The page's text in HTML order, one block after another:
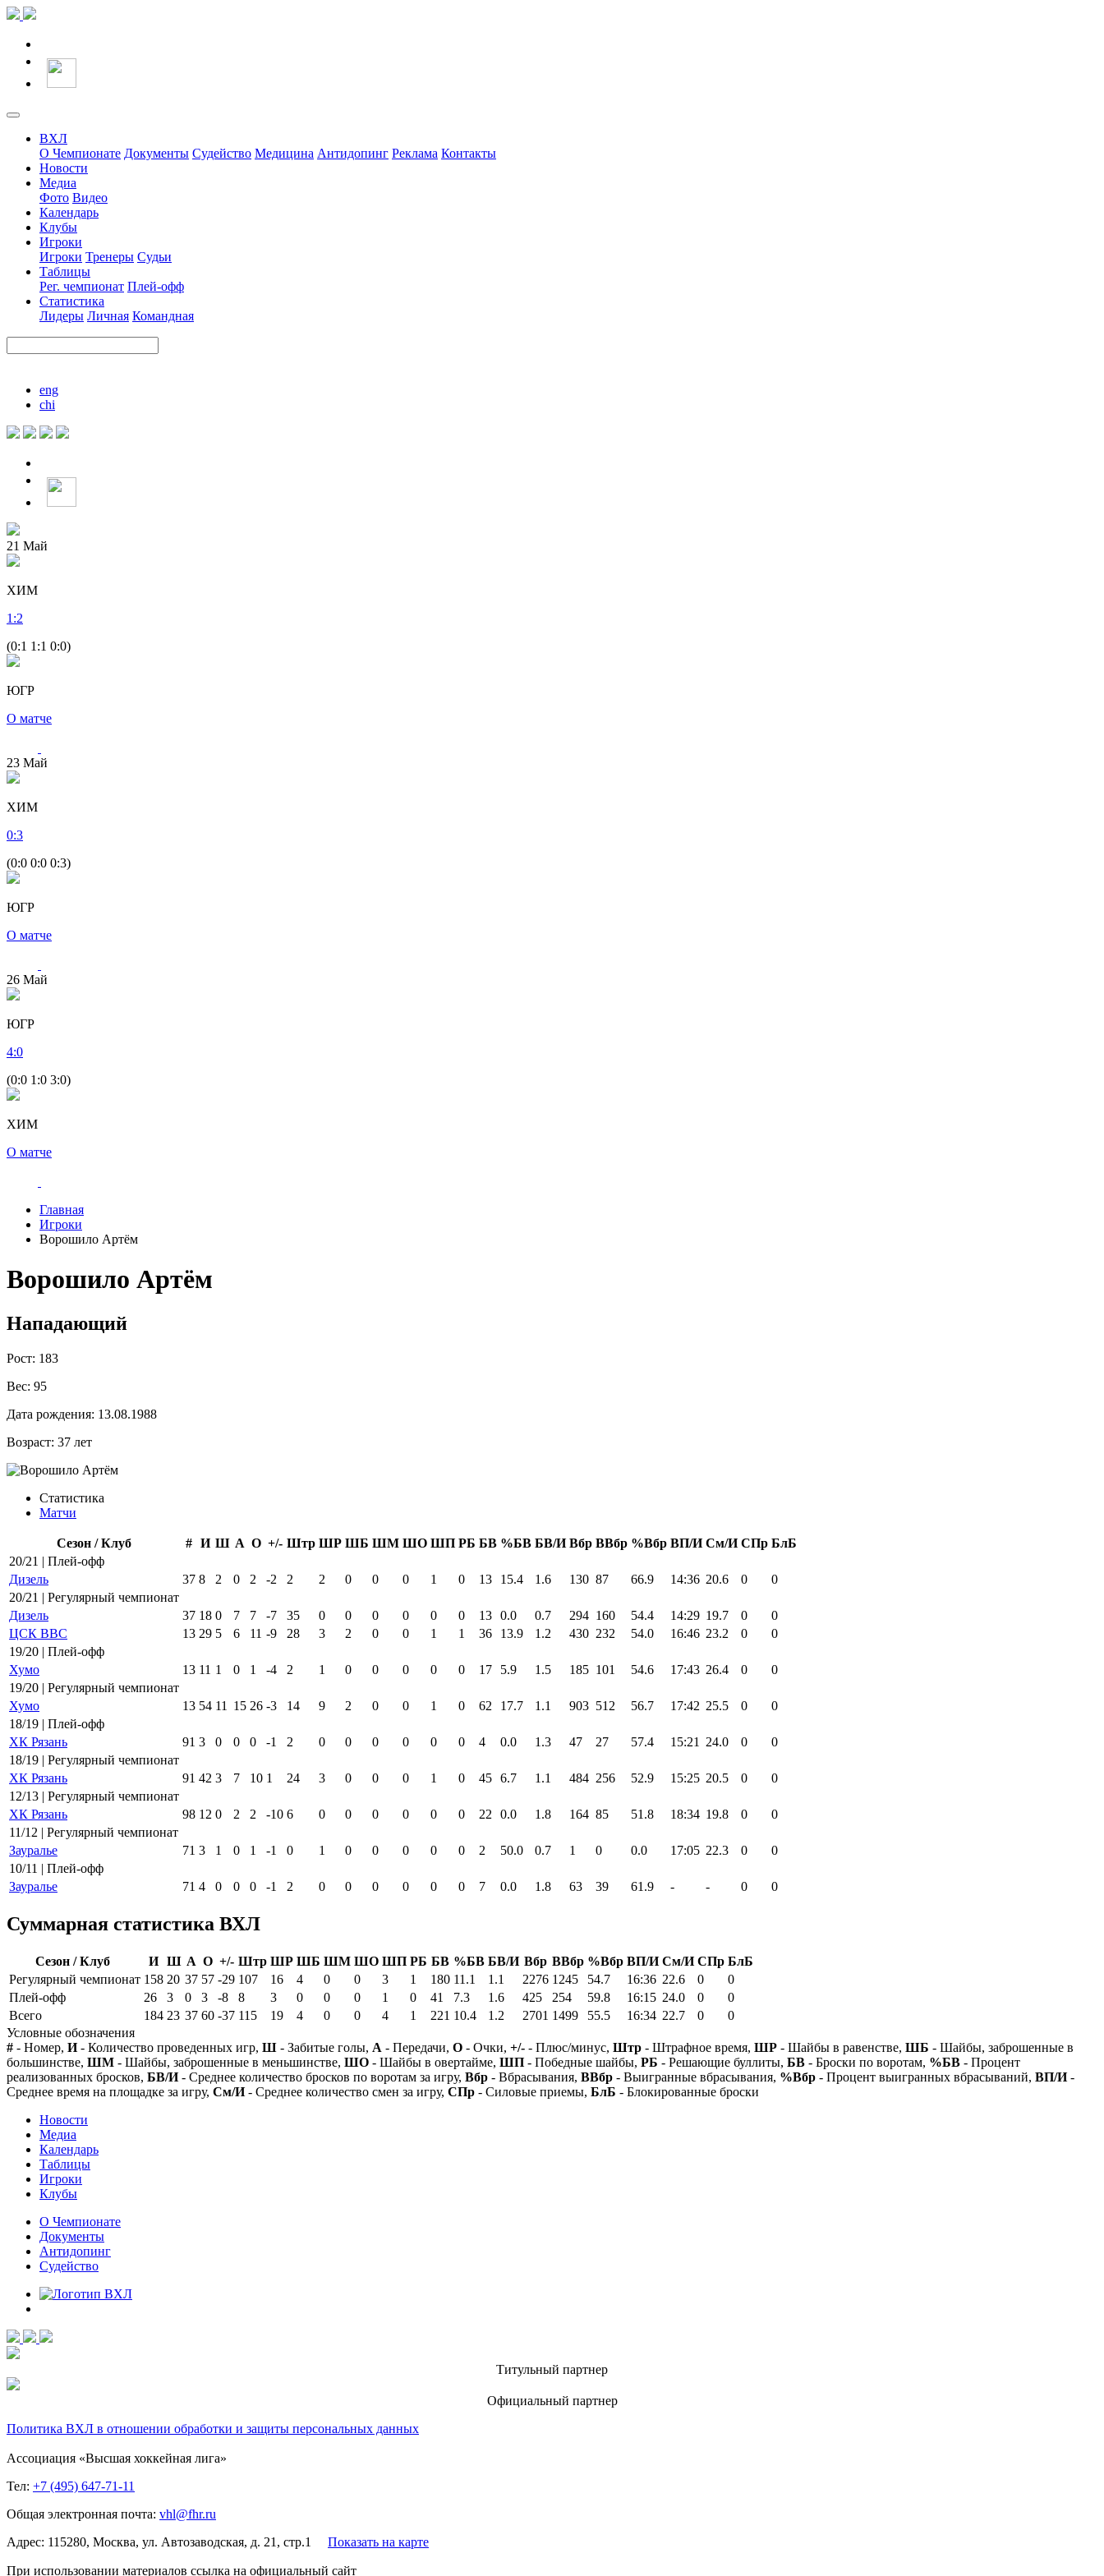
ВХЛ
О Чемпионате Документы Судейство Медицина Антидопинг Реклама Контакты
Новости
Медиа
Фото Видео
Календарь
Клубы
Игроки
Игроки Тренеры Судьи
Таблицы
Рег. чемпионат Плей-офф
Статистика
Лидеры Личная Командная
eng
chi
21 Май
ХИМ
1 :2
(0:1 1:1 0:0)
ЮГР
О матче
23 Май
ХИМ
0:3
(0:0 0:0 0:3)
ЮГР
О матче
26 Май
ЮГР
4:0
(0:0 1:0 3:0)
ХИМ
О матче
Главная
Игроки
Ворошило Артём
Ворошило Артём
Нападающий
Рост: 183
Вес: 95
Дата рождения: 13.08.1988
Возраст: 37 лет
Статистика
Матчи
Сезон / Клуб # И Ш А О +/- Штр ШР ШБ ШМ ШО ШП РБ БВ %БВ БВ/И Вбр ВВбр %Вбр ВП/И См/И СПр БлБ
20/21 | Плей-офф
Дизель
37 8 2 0 2 -2 2 2 0 0 0 1 0 13 15.4 1.6 130 87 66.9 14:36 20.6 0
0
20/21 | Регулярный чемпионат
Дизель
37 18 0 7 7 -7 35 0 0 0 0 0 0 13 0.0 0.7 294 160 54.4 14:29 19.7 0
0
ЦСК ВВС
13 29 5 6 11 -9 28 3 2 0 0 1 1 36 13.9 1.2 430 232 54.0 16:46 23.2 0
0
19/20 | Плей-офф
Хумо
13 11 1 0 1 -4 2 1 0 0 0 0 0 17 5.9 1.5 185 101 54.6 17:43 26.4 0
0
19/20 | Регулярный чемпионат
Хумо
13 54 11 15 26 -3 14 9 2 0 0 1 0 62 17.7 1.1 903 512 56.7 17:42 25.5 0
0
18/19 | Плей-офф
ХК Рязань
91 3 0 0 0 -1 2 0 0 0 0 0 0 4 0.0 1.3 47 27 57.4 15:21 24.0 0
0
18/19 | Регулярный чемпионат
ХК Рязань
91 42 3 7 10 1 24 3 0 0 0 1 0 45 6.7 1.1 484 256 52.9 15:25 20.5 0
0
12/13 | Регулярный чемпионат
ХК Рязань
98 12 0 2 2 -10 6 0 0 0 0 0 0 22 0.0 1.8 164 85 51.8 18:34 19.8 0
0
11/12 | Регулярный чемпионат
Зауралье
71 3 1 0 1 -1 0 1 0 0 0 0 0 2 50.0 0.7 1 0 0.0 17:05 22.3 0
0
10/11 | Плей-офф
Зауралье
71 4 0 0 0 -1 2 0 0 0 0 0 0 7 0.0 1.8 63 39 61.9 - - 0 0
Суммарная статистика ВХЛ
Сезон / Клуб И Ш А О +/- Штр ШР ШБ ШМ ШО ШП РБ БВ %БВ БВ/И Вбр ВВбр %Вбр ВП/И См/И СПр БлБ
Регулярный чемпионат 158 20 37 57 -29 107 16 4 0 0 3 1 180 11.1 1.1 2276 1245 54.7 16:36 22.6 0
0
Плей-офф
26 3 0 3 -8 8 3 0 0 0 1 0 41 7.3 1.6 425 254 59.8 16:15 24.0 0
0
Всего
184 23 37 60 -37 115 19 4 0 0 4 1 221 10.4 1.2 2701 1499 55.5 16:34 22.7 0
0
Условные обозначения
# - Номер, И- Количество проведенных игр, Ш - Забитые голы, А - Передачи, О - Очки, +/- - Плюс/минус, Штр - Штрафное время, ШР - Шайбы в равенстве, ШБ - Шайбы, заброшенные в
большинстве, ШМ - Шайбы, заброшенные в меньшинстве, ШО - Шайбы в овертайме, ШП - Победные шайбы, РБ - Решающие буллиты, БВ - Броски по воротам, %БВ - Процент
реализованных бросков, БВ/И- Среднее количество бросков по воротам за игру, Вбр - Вбрасывания, ВВбр - Выигранные вбрасывания, %Вбр - Процент выигранных вбрасываний, ВП/И-
Среднее время на площадке за игру, См/И- Среднее количество смен за игру, СПр - Силовые приемы, БлБ - Блокированные броски
Новости
Медиа
Календарь
Таблицы
Игроки
Клубы
О Чемпионате
Документы
Антидопинг
Судейство
Титульный партнер
Официальный партнер
Политика ВХЛ в отношении обработки и защиты персональных данных
Ассоциация «Высшая хоккейная лига»
Тел: +7 (495) 647-71-11
Общая электронная почта: vhl@fhr.ru
Адрес: 115280, Москва, ул. Автозаводская, д. 21, стр.1 Показать на карте
При использовании материалов ссылка на официальный сайт